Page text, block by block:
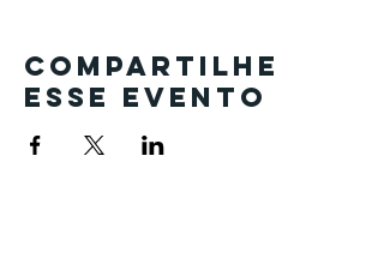
Compartilhe
esse evento